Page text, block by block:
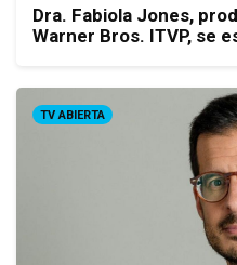
Dra. Fabiola Jones,
Warner Bros. ITVP, se
TV ABIERTA